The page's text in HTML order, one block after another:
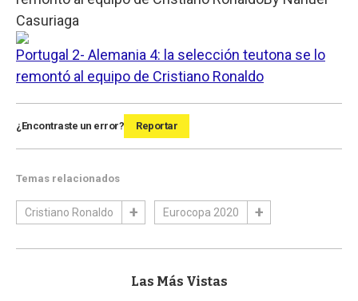
Casuriaga
Portugal 2- Alemania 4: la selección teutona se lo
remontó al equipo de Cristiano Ronaldo
¿Encontraste un error? Reportar
Temas relacionados
Cristiano Ronaldo Eurocopa 2020
Las Más Vistas